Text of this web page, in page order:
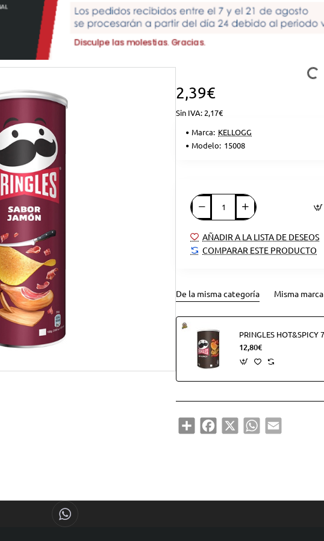
2,39€
Sin IVA: 2,17€
Marca: KELLOGG
Modelo: 15008
AÑADIR A LA LISTA DE DESEOS
COMPARAR ESTE PRODUCTO
De la misma categoría Misma marca
12,80€
Share Facebook
X WhatsApp
Email